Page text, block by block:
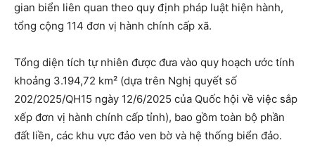
gian biển liên quan theo quy định pháp luật hiện hành,
tổng cộng 114 đơn vị hành chính cấp xã.
Tổng diện tích tự nhiên được đưa vào quy hoạch ước tính
khoảng 3.194,72 km² (dựa trên Nghị quyết số
202/2025/QH15 ngày 12/6/2025 của Quốc hội về việc sắp
xếp đơn vị hành chính cấp tỉnh), bao gồm toàn bộ phần
đất liền, các khu vực đảo ven bờ và hệ thống biển đảo.